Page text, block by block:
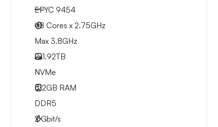
EPYC 9454
48 Cores x 2.75GHz
Max 3.8GHz
2x1.92TB
NVMe
512GB RAM
DDR5
2Gbit/s